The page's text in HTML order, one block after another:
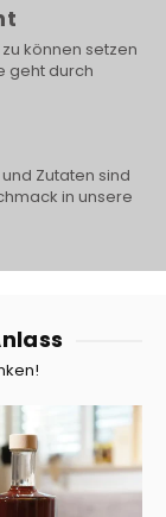
können setzen
geht durch
Zutaten sind
in unsere